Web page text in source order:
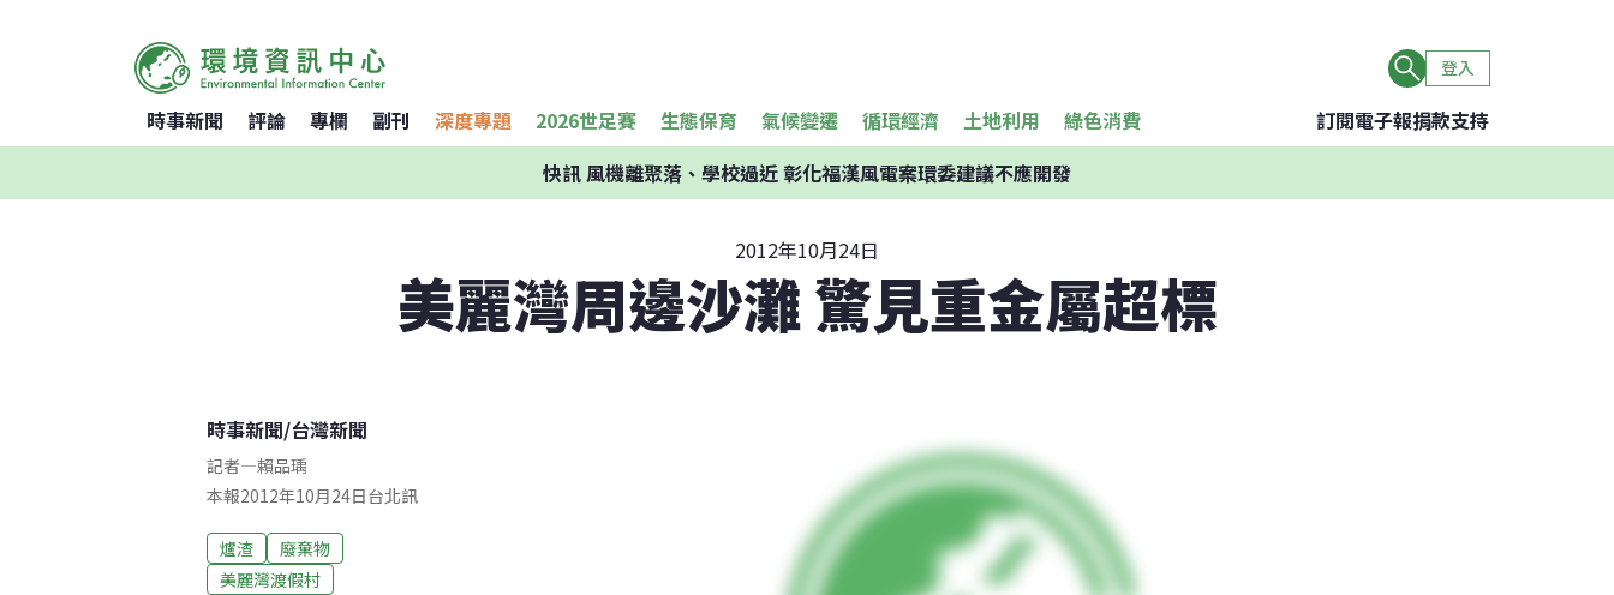
登入
時事新聞 評論 專欄 副刊 深度專題 2026世足賽 生態保育 氣候變遷 循環經濟 土地利用 綠色消費 訂閱電子報捐款支持
快訊風機離聚落、學校過近 彰化福漢風電案環委建議不應開發
2012年10月24日
美麗灣周邊沙灘 驚見重金屬超標
時事新聞/台灣新聞
記者—賴品瑀
本報2012年10月24日台北訊
爐渣
廢棄物
美麗灣渡假村